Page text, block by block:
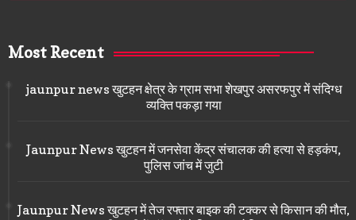
Most Recent
jaunpur news खुटहन क्षेत्र के ग्राम सभा शेखपुर असरफपुर में संदिग्ध
व्यक्ति पकड़ा गया
Jaunpur News खुटहन में जनसेवा केंद्र संचालक की हत्या से हड़कंप,
पुलिस जांच में जुटी
Jaunpur News खुटहन में तेज रफ्तार बाइक की टक्कर से किसान की मौत,